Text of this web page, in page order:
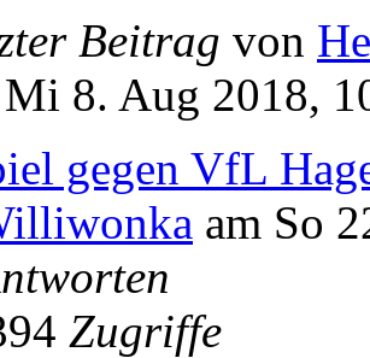
Beitrag von
8. Aug 2018,
gegen VfL
am So
Zugriffe